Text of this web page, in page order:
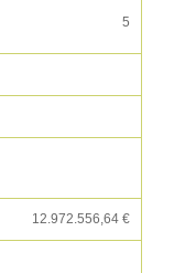
5
12.972.556,64 €